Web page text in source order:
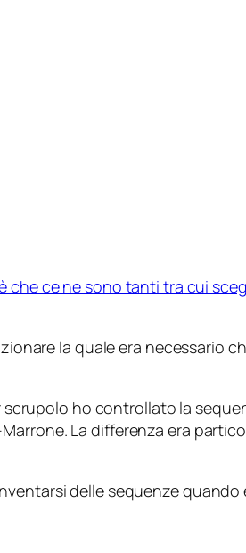
che ce ne sono tanti tra cui
la quale era necessario
ho controllato la
La differenza era
delle sequenze